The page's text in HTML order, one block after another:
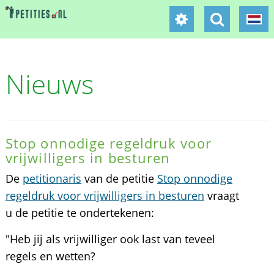
Nieuws
Stop onnodige regeldruk voor
vrijwilligers in besturen
De petitionaris van de petitie Stop onnodige
regeldruk voor vrijwilligers in besturen vraagt
u de petitie te ondertekenen:
"Heb jij als vrijwilliger ook last van teveel
regels en wetten?